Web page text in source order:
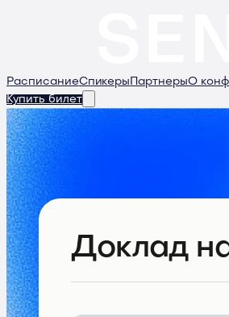
РасписаниеСпикеры ПартнерыО
Купить билет
Доклад